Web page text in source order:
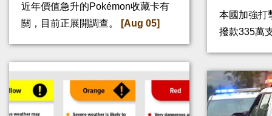
近年價值急升的Pokémon收藏卡有
關，目前正展開調查。
[Aug 05]
本國加強打
撥款335萬